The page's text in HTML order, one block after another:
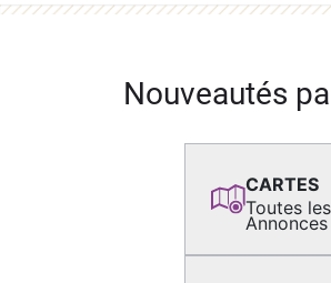
Nouveautés
CARTES
Toutes